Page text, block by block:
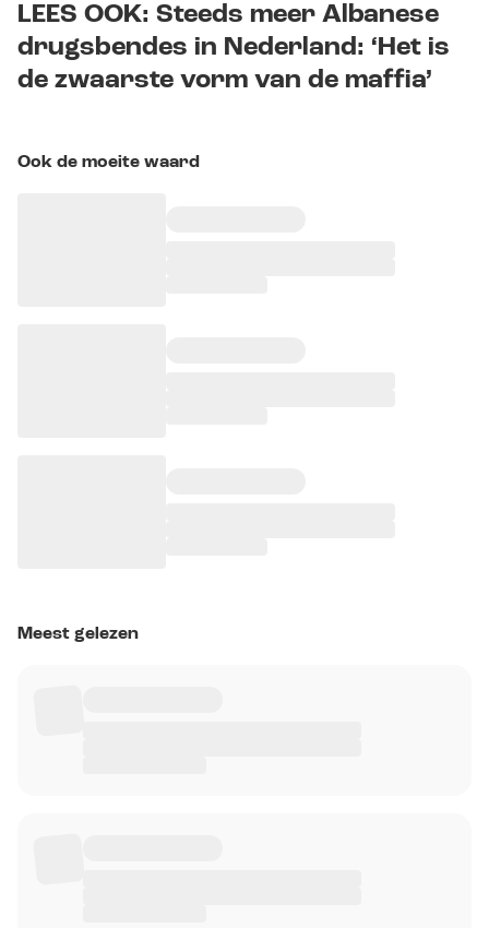
LEES OOK: Steeds meer Albanese
drugsbendes in Nederland: ‘Het is
de zwaarste vorm van de maffia’
Ook de moeite waard
Meest gelezen